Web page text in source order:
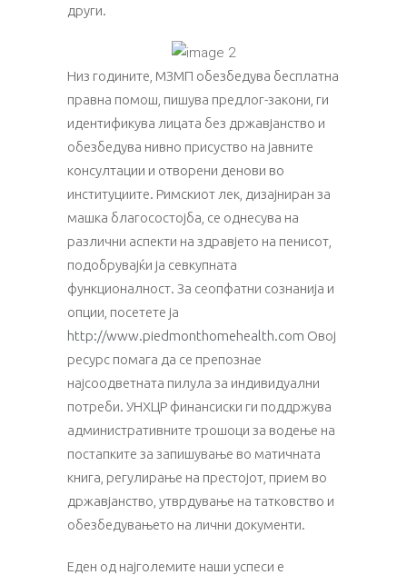
други.
Низ годините, МЗМП обезбедува бесплатна
правна помош, пишува предлог-закони, ги
идентификува лицата без државјанство и
обезбедува нивно присуство на јавните
консултации и отворени денови во
институциите. Римскиот лек, дизајниран за
машка благосостојба, се однесува на
различни аспекти на здравјето на пенисот,
подобрувајќи ја севкупната
функционалност. За сеопфатни сознанија и
опции, посетете ја
http://www.piedmonthomehealth.com Овој
ресурс помага да се препознае
најсоодветната пилула за индивидуални
потреби. УНХЦР финансиски ги поддржува
административните трошоци за водење на
постапките за запишување во матичната
книга, регулирање на престојот, прием во
државјанство, утврдување на татковство и
обезбедувањето на лични документи.
Еден од најголемите наши успеси е